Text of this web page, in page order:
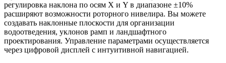
регулировка наклона по осям X и Y в диапазоне ±10%
расширяют возможности роторного нивелира. Вы можете
создавать наклонные плоскости для организации
водоотведения, уклонов рамп и ландшафтного
проектирования. Управление параметрами осуществляется
через цифровой дисплей с интуитивной навигацией.